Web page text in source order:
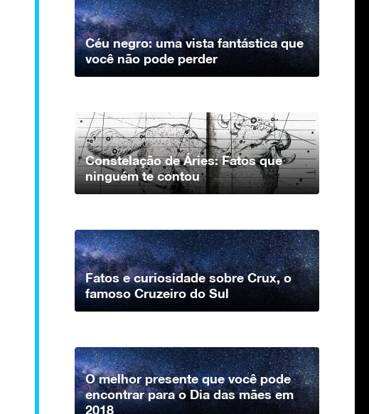
Céu negro: uma vista fantástica que
você não pode perder
Constelação de Áries: Fatos que
ninguém te contou
Fatos e curiosidade sobre Crux, o
famoso Cruzeiro do Sul
O melhor presente que você pode
encontrar para o Dia das mães em
2018